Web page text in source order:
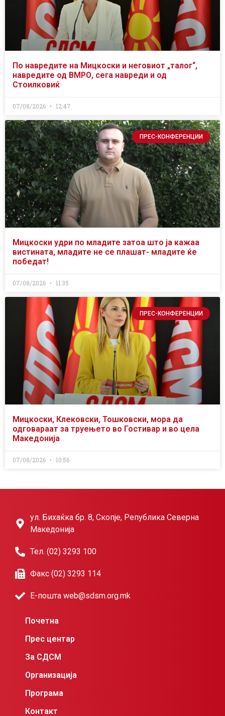
По навредите на Мицкоски и неговиот „талог“,
навредите од ВМРО, сега навреди и од
Стоилковиќ
07/08/2026 12:47
ПРЕС-КОНФЕРЕНЦИИ
Мицкоски удри по младите затоа што ја кажаа
вистината, младите не се плашат- младите ќе
победат!
07/08/2026 11:35
ПРЕС-КОНФЕРЕНЦИИ
Мицкоски, Клековски, Тошковски, мора да
одговараат за труењето во Гостивар и во цела
Македонија
07/08/2026 10:56
ул. Бихаќка бр. 8, Скопје, Република Северна
Македонија
Тел. (02) 3293 100
Факс (02) 3293 114
Е-пошта web@sdsm.org.mk
Почетна
Прес центар
За СДСМ
Организација
Програма
Контакт